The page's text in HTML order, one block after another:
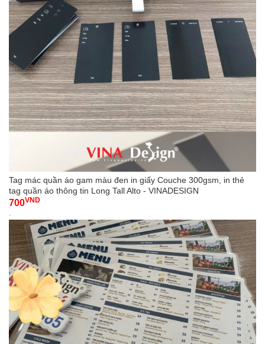
Tag mác quần áo gam màu đen in giấy Couche 300gsm, in thẻ
tag quần áo thông tin Long Tall Alto - VINADESIGN
700VND
-